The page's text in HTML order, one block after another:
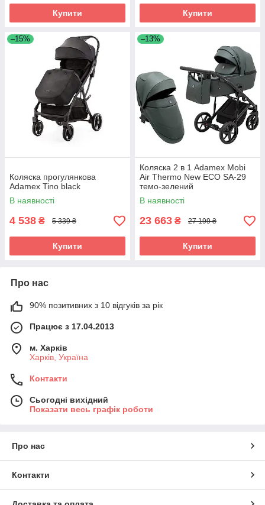
Купити Купити
–15%
Коляска прогулянкова
Adamex Tino black
В наявності
4 538 ₴ 5 339 ₴
Купити
–13%
Коляска 2 в 1 Adamex Mobi
Air Thermo New ECO SA-29
темо-зелений
В наявності
23 663 ₴ 27 199 ₴
Купити
Про нас
90% позитивних з 10 відгуків за рік
Працює з 17.04.2013
м. Харків
Харків, Україна
Контакти
Сьогодні вихідний
Показати весь графік роботи
Про нас
Контакти